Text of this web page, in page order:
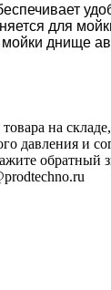
для
мойки днище
на
давления и
обратный